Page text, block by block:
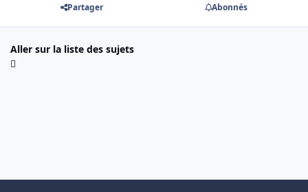
Partager Abonnés
Aller sur la liste des sujets